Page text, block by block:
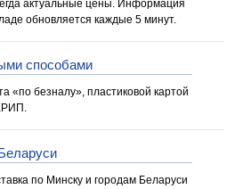
актуальные цены. Информация
обновляется каждые 5 минут.
способами
«по безналу», пластиковой картой
по Минску и городам Беларуси